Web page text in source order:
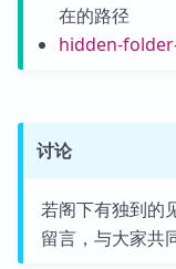
在的路径
hidden-
讨论
若阁下有独到的
留言，与大家共